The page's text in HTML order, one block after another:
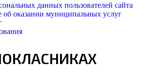
данных пользователей сайта
об оказании муниципальных услуг